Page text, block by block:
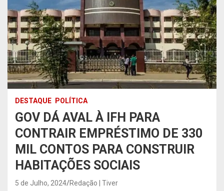
DESTAQUE POLÍTICA
GOV DÁ AVAL À IFH PARA
CONTRAIR EMPRÉSTIMO DE 330
MIL CONTOS PARA CONSTRUIR
HABITAÇÕES SOCIAIS
5 de Julho, 2024 Redação | Tiver